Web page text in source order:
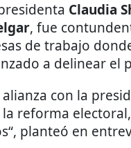
Claudia
, fue
de trabajo
a delinear el
con la
reforma
planteó en